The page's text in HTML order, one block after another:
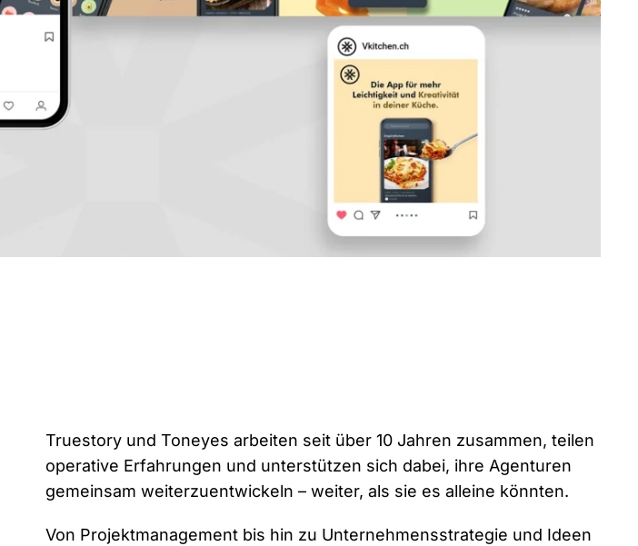
Truestory und Toneyes arbeiten seit über 10 Jahren zusammen, teilen
operative Erfahrungen und unterstützen sich dabei, ihre Agenturen
gemeinsam weiterzuentwickeln – weiter, als sie es alleine könnten.
Von Projektmanagement bis hin zu Unternehmensstrategie und Ideen